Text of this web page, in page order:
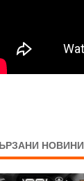
НОВИНИ